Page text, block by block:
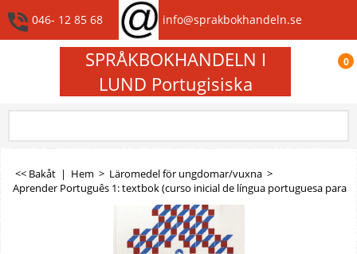
046- 12 85 68 info@sprakbokhandeln.se
SPRÅKBOKHANDELN I
LUND Portugisiska
0
<< Bakåt | Hem > Läromedel för ungdomar/vuxna >
Aprender Português 1: textbok (curso inicial de língua portuguesa para